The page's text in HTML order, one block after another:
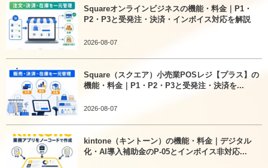
Squareオンラインビジネスの機能・料金｜P1・
P2・P3と受発注・決済・インボイス対応を解説
2026-08-07
Square（スクエア）小売業POSレジ【プラス】の
機能・料金｜P1・P2・P3と受発注・決済を...
2026-08-07
kintone（キントーン）の機能・料金｜デジタル
化・AI導入補助金のP-05とインボイス非対応...